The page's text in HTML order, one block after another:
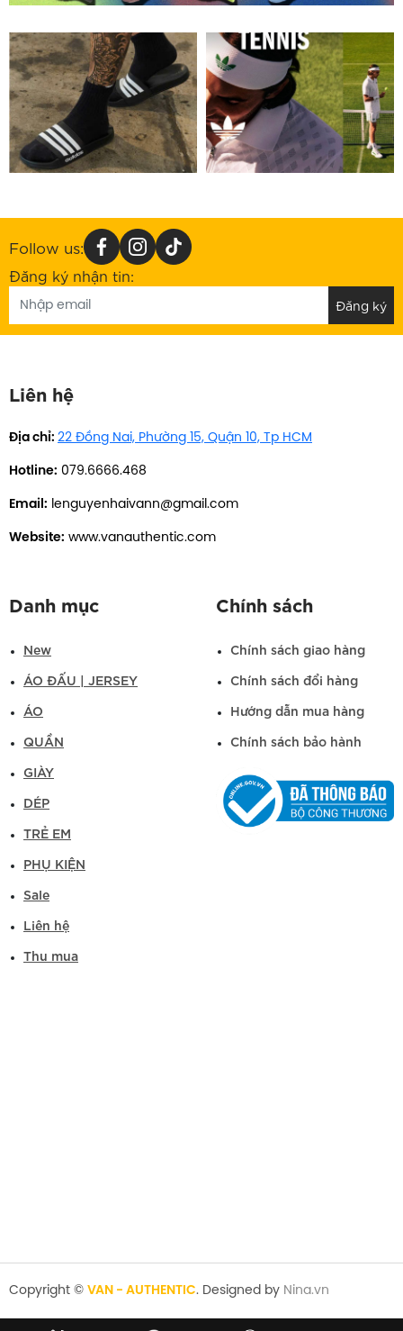
Follow us:
Đăng ký nhận tin:
Liên hệ
Địa chỉ: 22 Đồng Nai, Phường 15, Quận 10, Tp HCM
Hotline: 079.6666.468
Email: lenguyenhaivann@gmail.com
Website: www.vanauthentic.com
Danh mục
New
ÁO ĐẤU | JERSEY
ÁO
QUẦN
GIÀY
DÉP
TRẺ EM
PHỤ KIỆN
Sale
Liên hệ
Thu mua
Chính sách
Chính sách giao hàng
Chính sách đổi hàng
Hướng dẫn mua hàng
Chính sách bảo hành
Copyright © VAN - AUTHENTIC. Designed by Nina.vn